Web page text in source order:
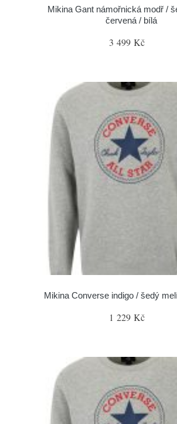
Mikina Gant námořnická modř /
červená / bílá
3 499 Kč
Mikina Converse indigo / šedý
1 229 Kč